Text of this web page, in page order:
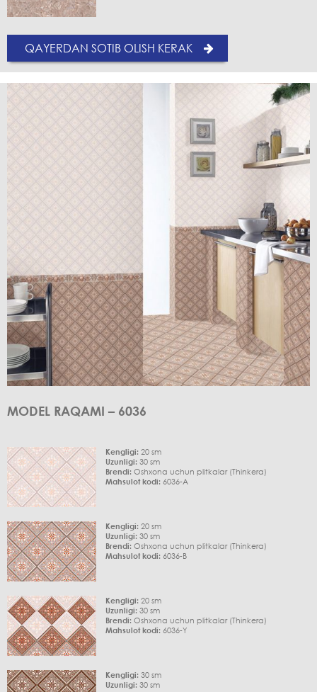
QAYERDAN SOTIB OLISH KERAK
MODEL RAQAMI – 6036
Kengligi: 20 sm
Uzunligi: 30 sm
Brendi: Oshxona uchun plitkalar (Thinkera)
Mahsulot kodi: 6036-A
Kengligi: 20 sm
Uzunligi: 30 sm
Brendi: Oshxona uchun plitkalar (Thinkera)
Mahsulot kodi: 6036-B
Kengligi: 20 sm
Uzunligi: 30 sm
Brendi: Oshxona uchun plitkalar (Thinkera)
Mahsulot kodi: 6036-Y
Kengligi: 30 sm
Uzunligi: 30 sm